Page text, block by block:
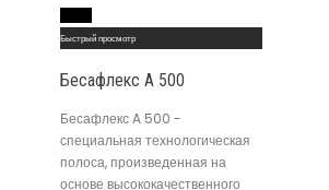
Быстрый просмотр
Бесафлекс A 500
Бесафлекс A 500 -
специальная технологическая
полоса, произведенная на
основе высококачественного